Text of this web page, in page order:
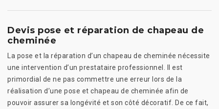
Devis pose et réparation de chapeau de
cheminée
La pose et la réparation d’un chapeau de cheminée nécessite
une intervention d’un prestataire professionnel. Il est
primordial de ne pas commettre une erreur lors de la
réalisation d’une pose et chapeau de cheminée afin de
pouvoir assurer sa longévité et son côté décoratif. De ce fait,